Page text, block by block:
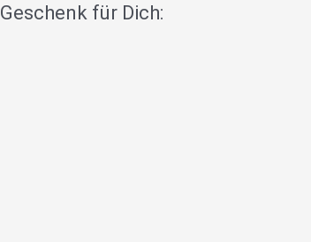
Geschenk für Dich: